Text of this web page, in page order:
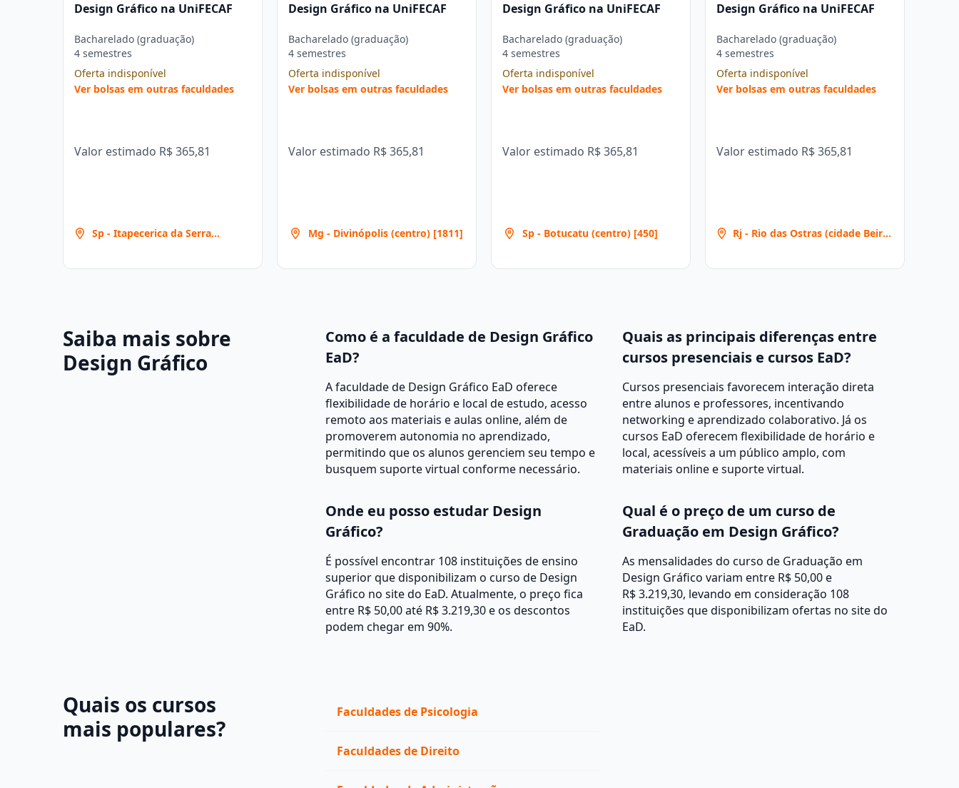
Design Gráfico na UniFECAF
Bacharelado (graduação)
4 semestres
Oferta indisponível
Ver bolsas em outras faculdades
Valor estimado R$ 365,81
Sp - Itapecerica da Serra
Design Gráfico na UniFECAF
Bacharelado (graduação)
4 semestres
Oferta indisponível
Ver bolsas em outras faculdades
Valor estimado R$ 365,81
Mg - Divinópolis (centro) [1811]
Design Gráfico na UniFECAF
Bacharelado (graduação)
4 semestres
Oferta indisponível
Ver bolsas em outras faculdades
Valor estimado R$ 365,81
Sp - Botucatu (centro) [450]
Design Gráfico na UniFECAF
Bacharelado (graduação)
4 semestres
Oferta indisponível
Ver bolsas em outras faculdades
Valor estimado R$ 365,81
Rj - Rio das Ostras (cidade Beira
Saiba mais sobre
Design Gráfico
Como é a faculdade de Design Gráfico
EaD?
A faculdade de Design Gráfico EaD oferece
flexibilidade de horário e local de estudo, acesso
remoto aos materiais e aulas online, além de
promoverem autonomia no aprendizado,
permitindo que os alunos gerenciem seu tempo e
busquem suporte virtual conforme necessário.
Quais as principais diferenças entre
cursos presenciais e cursos EaD?
Cursos presenciais favorecem interação direta
entre alunos e professores, incentivando
networking e aprendizado colaborativo. Já os
cursos EaD oferecem flexibilidade de horário e
local, acessíveis a um público amplo, com
materiais online e suporte virtual.
Onde eu posso estudar Design
Gráfico?
É possível encontrar 108 instituições de ensino
superior que disponibilizam o curso de Design
Gráfico no site do EaD. Atualmente, o preço fica
entre R$ 50,00 até R$ 3.219,30 e os descontos
podem chegar em 90%.
Qual é o preço de um curso de
Graduação em Design Gráfico?
As mensalidades do curso de Graduação em
Design Gráfico variam entre R$ 50,00 e
R$ 3.219,30, levando em consideração 108
instituições que disponibilizam ofertas no site do
EaD.
Quais os cursos
mais populares?
Faculdades de Psicologia
Faculdades de Direito